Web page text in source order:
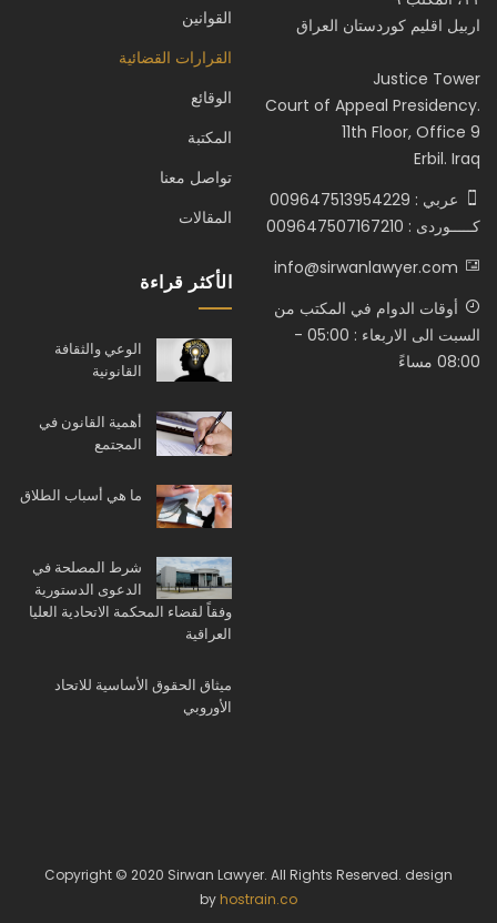
اربيل اقليم كوردستان العراق
Justice Tower
Court of Appeal Presidency.
11th Floor, Office 9
Erbil. Iraq
عربي : 009647513954229
كـــــوردى : 009647507167210
info@sirwanlawyer.com
أوقات الدوام في المكتب من
السبت الى الاربعاء : 05:00 -
08:00 مساءً
القوانين
القرارات القضائية
الوقائع
المكتبة
تواصل معنا
المقالات
الأكثر قراءة
الوعي والثقافة
القانونية
أهمية القانون في
المجتمع
ما هي أسباب الطلاق
شرط المصلحة في
الدعوى الدستورية
وفقاً لقضاء المحكمة الاتحادية العليا
العراقية
ميثاق الحقوق الأساسية للاتحاد
الأوروبي
Copyright © 2020 Sirwan Lawyer. All Rights Reserved. design
by hostrain.co